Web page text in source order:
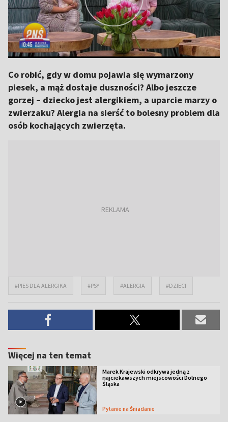
Co robić, gdy w domu pojawia się wymarzony
piesek, a mąż dostaje duszności? Albo jeszcze
gorzej – dziecko jest alergikiem, a uparcie marzy o
zwierzaku? Alergia na sierść to bolesny problem dla
osób kochających zwierzęta.
#PIES DLA ALERGIKA #PSY #ALERGIA #DZIECI
Więcej na ten temat
Marek Krajewski odkrywa jedną z
najciekawszych miejscowości Dolnego
Śląska
Pytanie na Śniadanie